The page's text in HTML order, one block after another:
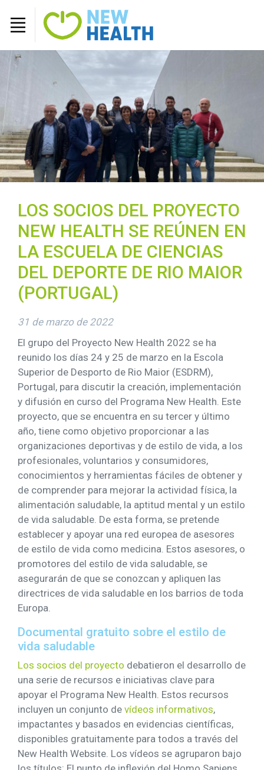
LOS SOCIOS DEL PROYECTO
NEW HEALTH SE REÚNEN EN
LA ESCUELA DE CIENCIAS
DEL DEPORTE DE RIO MAIOR
(PORTUGAL)
31 de marzo de 2022
El grupo del Proyecto New Health 2022 se ha
reunido los días 24 y 25 de marzo en la Escola
Superior de Desporto de Rio Maior (ESDRM),
Portugal, para discutir la creación, implementación
y difusión en curso del Programa New Health. Este
proyecto, que se encuentra en su tercer y último
año, tiene como objetivo proporcionar a las
organizaciones deportivas y de estilo de vida, a los
profesionales, voluntarios y consumidores,
conocimientos y herramientas fáciles de obtener y
de comprender para mejorar la actividad física, la
alimentación saludable, la aptitud mental y un estilo
de vida saludable. De esta forma, se pretende
establecer y apoyar una red europea de asesores
de estilo de vida como medicina. Estos asesores, o
promotores del estilo de vida saludable, se
asegurarán de que se conozcan y apliquen las
directrices de vida saludable en los barrios de toda
Europa.
Documental gratuito sobre el estilo de
vida saludable
Los socios del proyecto debatieron el desarrollo de
una serie de recursos e iniciativas clave para
apoyar el Programa New Health. Estos recursos
incluyen un conjunto de vídeos informativos,
impactantes y basados en evidencias científicas,
disponibles gratuitamente para todos a través del
New Health Website. Los vídeos se agruparon bajo